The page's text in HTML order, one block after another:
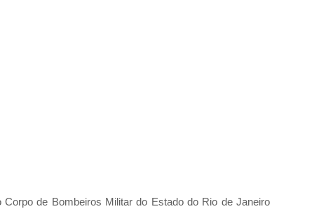
Corpo de Bombeiros Militar do Estado do Rio de Janeiro